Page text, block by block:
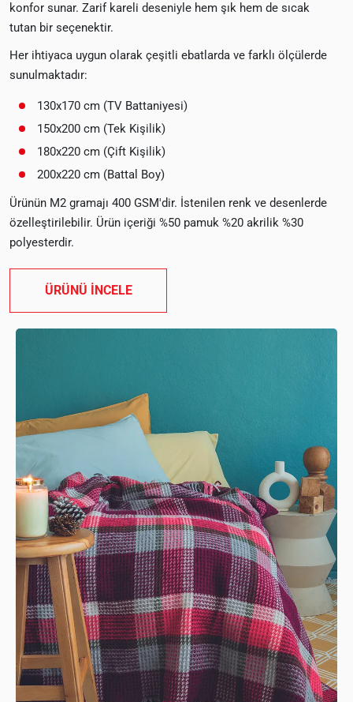
konfor sunar. Zarif kareli deseniyle hem şık hem de sıcak
tutan bir seçenektir.
Her ihtiyaca uygun olarak çeşitli ebatlarda ve farklı ölçülerde
sunulmaktadır:
130x170 cm (TV Battaniyesi)
150x200 cm (Tek Kişilik)
180x220 cm (Çift Kişilik)
200x220 cm (Battal Boy)
Ürünün M2 gramajı 400 GSM'dir. İstenilen renk ve desenlerde
özelleştirilebilir. Ürün içeriği %50 pamuk %20 akrilik %30
polyesterdir.
ÜRÜNÜ İNCELE